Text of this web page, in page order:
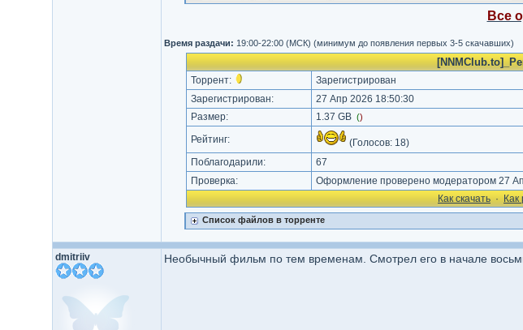
Все
Время раздачи: 19:00-22:00 (МСК) (минимум до появления первых 3-5 скачавших)
Торрент: Зарегистрирован
Зарегистрирован:
27 Апр 2026 18:50:30
Размер:
1.37 GB ()
Рейтинг: (Голосов: 18)
Поблагодарили:
67
Проверка:
Оформление проверено модератором 27
Как cкачать · Как
Список файлов в торренте
dmitriiv Необычный фильм по тем временам. Смотрел его в начале